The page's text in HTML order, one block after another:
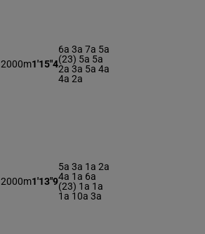
2000m1'15"4
6a 3a 7a 5a
(23) 5a 5a
2a 3a 5a 4a
4a 2a
2000m1'13"9
5a 3a 1a 2a
4a 1a 6a
(23) 1a 1a
1a 10a 3a